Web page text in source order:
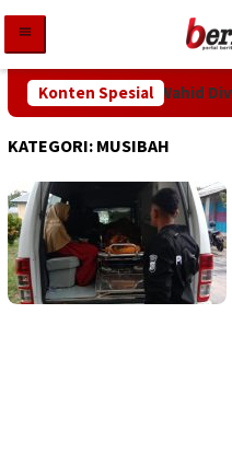
konten
Konten Spesial
KPK! Abdul Wahid Divonis
KATEGORI: MUSIBAH